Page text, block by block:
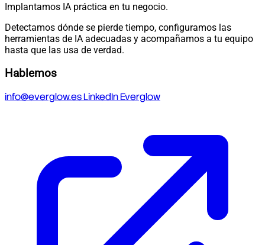
Implantamos IA práctica en tu negocio.
Detectamos dónde se pierde tiempo, configuramos las
herramientas de IA adecuadas y acompañamos a tu equipo
hasta que las usa de verdad.
Hablemos
info@everglow.esLinkedIn Everglow